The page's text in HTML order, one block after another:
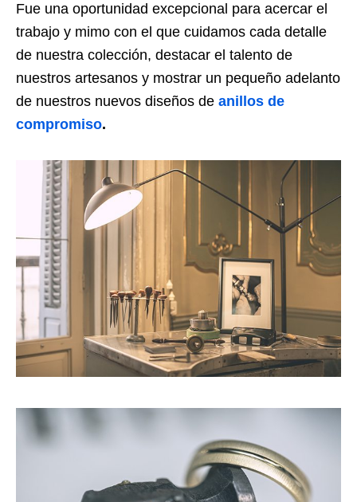
Fue una oportunidad excepcional para acercar el
trabajo y mimo con el que cuidamos cada detalle
de nuestra colección, destacar el talento de
nuestros artesanos y mostrar un pequeño adelanto
de nuestros nuevos diseños de anillos de
compromiso.